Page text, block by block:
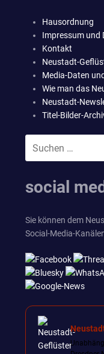
Hausordnung
Impressum und
Kontakt
Neustadt-
Media-Daten
Wie man das
Neustadt-
Titel-Bilder-
nach:
social
Sie können dem
Social-Media-